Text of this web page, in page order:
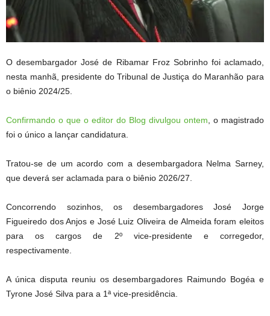
O desembargador José de Ribamar Froz Sobrinho foi aclamado,
nesta manhã, presidente do Tribunal de Justiça do Maranhão para
o biênio 2024/25.
Confirmando o que o editor do Blog divulgou ontem , o magistrado
foi o único a lançar candidatura.
Tratou-se de um acordo com a desembargadora Nelma Sarney,
que deverá ser aclamada para o biênio 2026/27.
Concorrendo sozinhos, os desembargadores José Jorge
Figueiredo dos Anjos e José Luiz Oliveira de Almeida foram eleitos
para os cargos de 2º vice-presidente e corregedor,
respectivamente.
A única disputa reuniu os desembargadores Raimundo Bogéa e
Tyrone José Silva para a 1ª vice-presidência.